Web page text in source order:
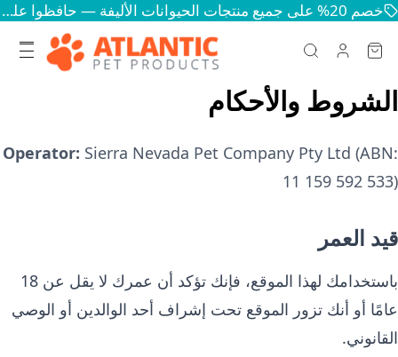
خصم 20% على جميع منتجات الحيوانات الأليفة — حافظوا على سعادة وصحة حيواناتكم
الشروط والأحكام
Operator: Sierra Nevada Pet Company Pty Ltd (ABN:
11 159 592 533)
قيد العمر
باستخدامك لهذا الموقع، فإنك تؤكد أن عمرك لا يقل عن 18
عامًا أو أنك تزور الموقع تحت إشراف أحد الوالدين أو الوصي
القانوني.